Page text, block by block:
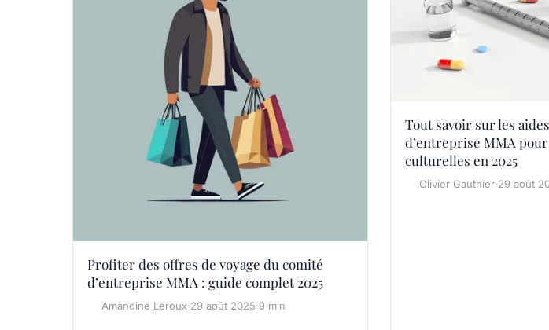
Profiter des offres de voyage du comité
d’entreprise MMA : guide complet 2025
Amandine Leroux·29 août 2025·9 min
Tout savoir sur les
d’entreprise MMA
culturelles en 2025
Olivier Gauthier·29 août